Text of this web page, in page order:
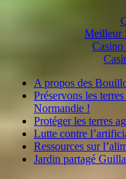
Meilleur
Casino
A propos des
Préservons les
Normandie !
Protéger les terres
Lutte contre
Ressources sur
Jardin partagé